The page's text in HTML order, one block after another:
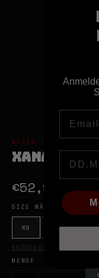
NIZED // BERLIN
XANAX
€52,95
SIZE WÄHLEN
XS M
GRÖSSENTABELLE ANSEHEN
MENGE